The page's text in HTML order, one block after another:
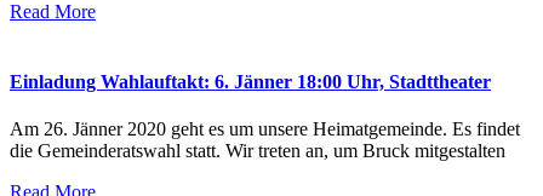
Read More
Einladung Wahlauftakt: 6. Jänner 18:00 Uhr, Stadttheater
Am 26. Jänner 2020 geht es um unsere Heimatgemeinde. Es findet
die Gemeinderatswahl statt. Wir treten an, um Bruck mitgestalten
Read More